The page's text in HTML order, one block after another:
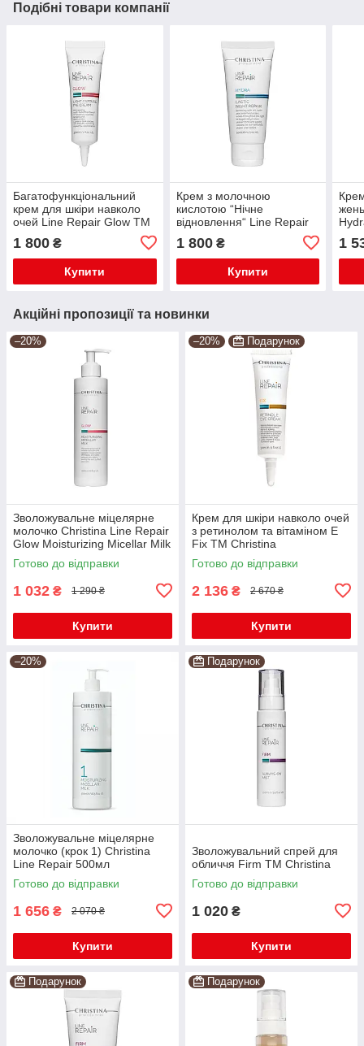
Подібні товари компанії
Багатофункціональний
крем для шкіри навколо
очей Line Repair Glow TM
1 800 ₴
Купити
Крем з молочною
кислотою “Нічне
відновлення“ Line Repair
Hydra Christina Lactic Night
Repair 60 ml
1 800₴
Купити
1
Акційні пропозиції та новинки
–20%
Зволожувальне міцелярне
молочко Christina Line Repair
Glow Moisturizing Micellar Milk
300мл
Готово до відправки
1 032 ₴ 1 290 ₴
Купити
–20% Подарунок
Крем для шкіри навколо очей
з ретинолом та вітаміном Е
Fix TM Christina
Готово до відправки
2 136 ₴ 2 670 ₴
Купити
–20%
Зволожувальне міцелярне
молочко (крок 1) Christina
Line Repair 500мл
Готово до відправки
1 656 ₴ 2 070 ₴
Купити
Подарунок
Зволожувальний спрей для
обличчя Firm TM Christina
Готово до відправки
1 020 ₴
Купити
Подарунок Подарунок